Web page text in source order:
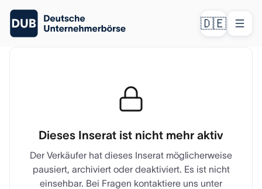
🇩🇪
Dieses Inserat ist nicht mehr aktiv
Der Verkäufer hat dieses Inserat möglicherweise
pausiert, archiviert oder deaktiviert. Es ist nicht
einsehbar. Bei Fragen kontaktiere uns unter